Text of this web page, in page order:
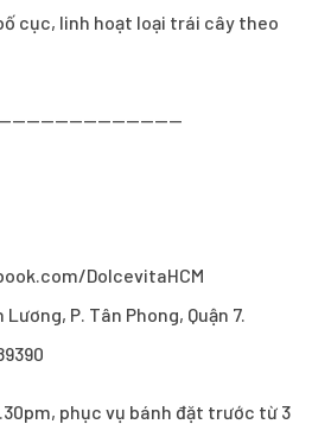
cục, linh hoạt loại trái cây theo
DolcevitaHCM
P. Tân Phong, Quận 7.
phục vụ bánh đặt trước từ 3